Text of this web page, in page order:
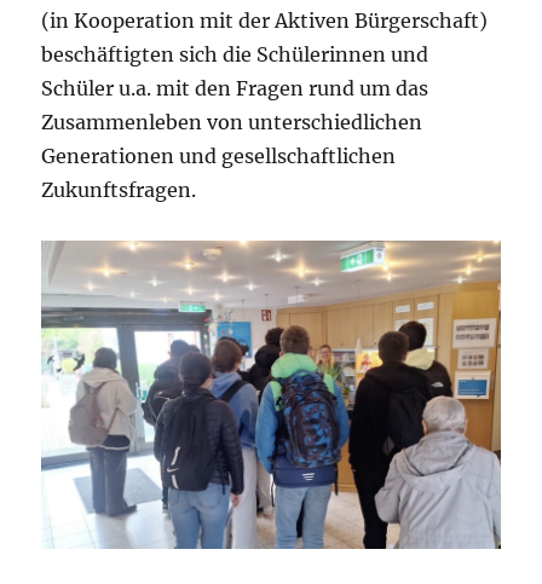
(in Kooperation mit der Aktiven Bürgerschaft)
beschäftigten sich die Schülerinnen und
Schüler u.a. mit den Fragen rund um das
Zusammenleben von unterschiedlichen
Generationen und gesellschaftlichen
Zukunftsfragen.